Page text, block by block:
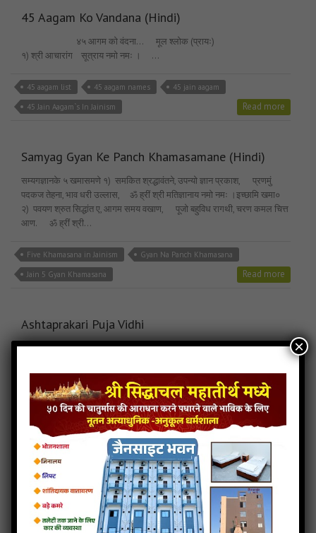
45 Aagam Ko Vandana (Hindi)
४५ आगम को वंदना… मूल श्लोक (प्रायः)
१) श्री आचारांग सूत्राय नमो नमः । …
45 aagam list 45 aagam names
45 jain aagam
45 Jain Aagam`s In Jainism
Read more
Samyag Gyan Ke Panch Khamasamane (Hindi)
सम्यगज्ञानके ५ खमासमणे १) समकित श्रद्धावंतने, उपन्यो ज्ञान प्रकाश, प्रणमुं
पदकज तेहना, भाव धरी उल्लास, ॐ ह्रीं श्री मतिज्ञानाय नमो नमः ।इच्छामि खमा०
२) पवयण श्रुत सिद्धांत ए, आगम समय वखाण, पूजो बहुविध रागथी, चरण कमल चित्त
आण. ॐ ह्रीं श्री…
Five Khamasana in Jainism
Gyan Na Panch Khamasana
Jain 5 Gyan Khamasana
Read more
Ashtaprakari Puja Vidhi
अष्टप्रकारी पूजा तीन लोक के नाथ एसे तीन जगत के देव, परमकृपालु, जिनेश्वर परमात्मा
शुद्धि निम्नोक्त है (१) अंगशुद्धि, (२) वस्त्रशुद्धि, (३) मनःशुद्धि, (४) भूमिशुद्धि. (५) उपकरण
शुद्धि (६) द्रव्यशुद्धि, (७) विधिशुद्धि. प्रभु…
Ashtaprakari Pooja List
Ashtaprakari Pooja Set
Ashtaprakari Puja Samagri
Ashtaprakari puja vidhi Read more
Tenth Pranidhan Trik
10 પ્રણિધાન ત્રિક : પ્રણિધાન ત્રિક
…
×